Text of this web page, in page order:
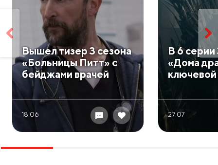
Вышел тизер 3 сезона
«Больницы Питт» с
бейджами врачей
18.06
В 6 серии
«Дома
27.07